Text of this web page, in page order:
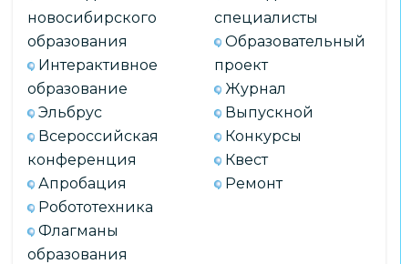
новосибирского
образования
Интерактивное
образование
Эльбрус
Всероссийская
конференция
Апробация
Робототехника
Флагманы
образования
специалисты
Образовательный
проект
Журнал
Выпускной
Конкурсы
Квест
Ремонт